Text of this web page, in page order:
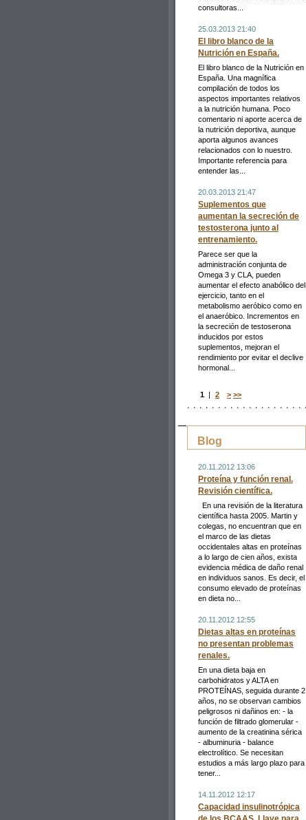
consultoras...
25.03.2013 21:40
El libro blanco de la
Nutrición en España.
El libro blanco de la Nutrición en
España. Una magnífica
compilación de todos los
aspectos importantes relativos
a la nutrición humana. Poco
comentario ni aporte acerca de
la nutrición deportiva, aunque
aporta algunos avances
relacionados con lo nuestro.
Importante referencia para
entender las...
20.03.2013 21:47
Suplementos que
aumentan la secreción de
testosterona junto al
entrenamiento.
Parece ser que la
administración conjunta de
Omega 3 y CLA, pueden
aumentar el efecto anabólico del
ejercicio, tanto en el
metabolismo aeróbico como en
el anaeróbico. Incrementos en
la secreción de testoserona
inducidos por estos
suplementos, mejoran el
rendimiento por evitar el declive
hormonal...
1 | 2 > >>
Blog
20.11.2012 13:06
Proteína y función renal.
Revisión científica.
En una revisión de la literatura
científica hasta 2005. Martin y
colegas, no encuentran que en
el marco de las dietas
occidentales altas en proteínas
a lo largo de cien años, exista
evidencia médica de daño renal
en individuos sanos. Es decir, el
consumo elevado de proteínas
en dieta no...
20.11.2012 12:55
Dietas altas en proteínas
no presentan problemas
renales.
En una dieta baja en
carbohidratos y ALTA en
PROTEÍNAS, seguida durante 2
años, no se observan cambios
peligrosos ni dañinos en: - la
función de filtrado glomerular -
aumento de la creatinina sérica
- albuminuria - balance
electrolítico. Se necesitan
estudios a más largo plazo para
tener...
14.11.2012 12:17
Capacidad insulinotrópica